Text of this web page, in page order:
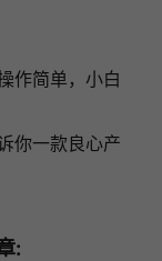
作简单，小白
你一款良心产
: